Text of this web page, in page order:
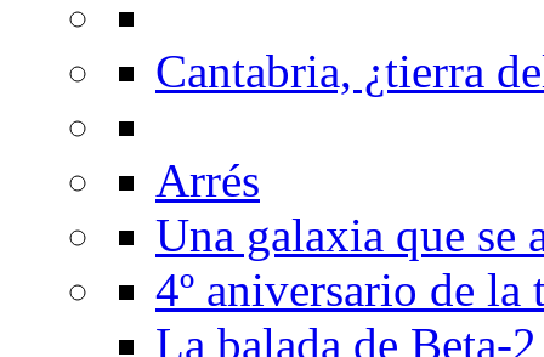
Cantabria, ¿tierra
Arrés
Una galaxia que se
4º aniversario de
La balada de Beta-2